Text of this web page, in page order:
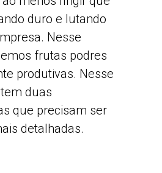
duro e lutando
Nesse
frutas podres
produtivas. Nesse
duas
que precisam ser
detalhadas.